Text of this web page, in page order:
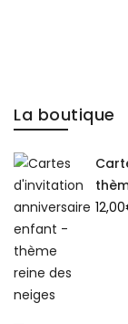
La boutique
12,00